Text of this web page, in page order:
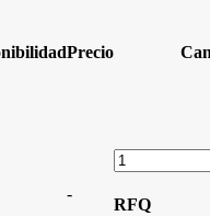
Precio
-
RFQ